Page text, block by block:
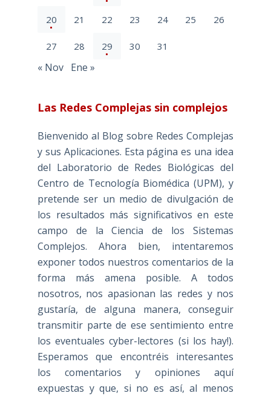
20 21 22 23 24 25 26
27 28 29 30 31
« Nov Ene »
Las Redes Complejas sin complejos
Bienvenido al Blog sobre Redes Complejas
y sus Aplicaciones. Esta página es una idea
del Laboratorio de Redes Biológicas del
Centro de Tecnología Biomédica (UPM), y
pretende ser un medio de divulgación de
los resultados más significativos en este
campo de la Ciencia de los Sistemas
Complejos. Ahora bien, intentaremos
exponer todos nuestros comentarios de la
forma más amena posible. A todos
nosotros, nos apasionan las redes y nos
gustaría, de alguna manera, conseguir
transmitir parte de ese sentimiento entre
los eventuales cyber-lectores (si los hay!).
Esperamos que encontréis interesantes
los comentarios y opiniones aquí
expuestas y que, si no es así, al menos